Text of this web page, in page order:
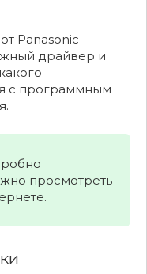
Panasonic
драйвер и
с программным
просмотреть